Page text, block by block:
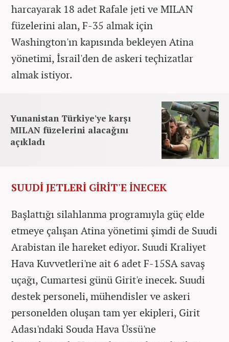
harcayarak 18 adet Rafale jeti ve MILAN
füzelerini alan, F-35 almak için
Washington'ın kapısında bekleyen Atina
yönetimi, İsrail'den de askeri teçhizatlar
almak istiyor.
Yunanistan Türkiye'ye karşı
MILAN füzelerini alacağını
açıkladı
SUUDİ JETLERİ GİRİT'E İNECEK
Başlattığı silahlanma programıyla güç elde
etmeye çalışan Atina yönetimi şimdi de Suudi
Arabistan ile hareket ediyor. Suudi Kraliyet
Hava Kuvvetleri'ne ait 6 adet F-15SA savaş
uçağı, Cumartesi günü Girit'e inecek. Suudi
destek personeli, mühendisler ve askeri
personelden oluşan tam yer ekipleri, Girit
Adası'ndaki Souda Hava Üssü'ne